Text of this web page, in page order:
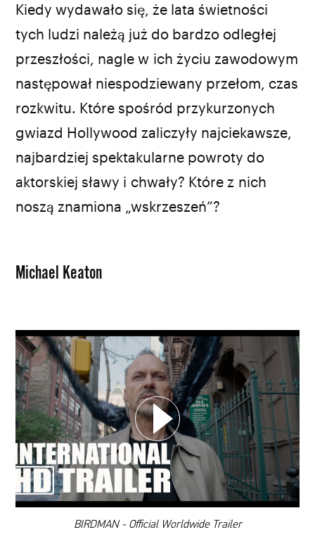
Kiedy wydawało się, że lata świetności
tych ludzi należą już do bardzo odległej
przeszłości, nagle w ich życiu zawodowym
następował niespodziewany przełom, czas
rozkwitu. Które spośród przykurzonych
gwiazd Hollywood zaliczyły najciekawsze,
najbardziej spektakularne powroty do
aktorskiej sławy i chwały? Które z nich
noszą znamiona „wskrzeszeń”?
Michael Keaton
00:00
BIRDMAN - Official Worldwide Trailer
WYBIERZ SWOJĄ PLAYLISTĘ
DODAJ TEN FILM DO PLAYLISTY